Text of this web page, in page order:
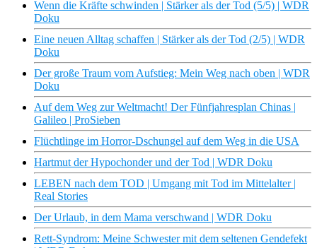
Wenn die Kräfte schwinden | Stärker als der Tod (5/5) | WDR
Doku
Eine neuen Alltag schaffen | Stärker als der Tod (2/5) | WDR
Doku
Der große Traum vom Aufstieg: Mein Weg nach oben | WDR
Doku
Auf dem Weg zur Weltmacht! Der Fünfjahresplan Chinas |
Galileo | ProSieben
Flüchtlinge im Horror-Dschungel auf dem Weg in die USA
Hartmut der Hypochonder und der Tod | WDR Doku
LEBEN nach dem TOD | Umgang mit Tod im Mittelalter |
Real Stories
Der Urlaub, in dem Mama verschwand | WDR Doku
Rett-Syndrom: Meine Schwester mit dem seltenen Gendefekt